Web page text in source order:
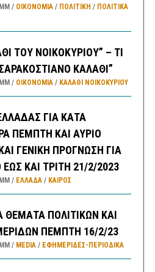
ΟΙΚΟΝΟΜΙΑ/ ΠΟΛΙΤΙΚΗ / ΠΟΛΙΤΙΚΆ
ΤΟΥ ΝΟΙΚΟΚΥΡΙΟΥ” – ΤΙ
ΚΑΛΑΘΙ”
ΟΙΚΟΝΟΜΙΑ/ ΚΑΛΑΘΙ ΝΟΙΚΟΚΥΡΙΟΥ
ΓΙΑ ΚΑΤΑ
ΠΕΜΠΤΗ ΚΑΙ ΑΥΡΙΟ
ΓΕΝΙΚΗ ΠΡΟΓΝΩΣΗ ΓΙΑ
ΚΑΙ ΤΡΙΤΗ 21/2/2023
ΕΛΛΑΔA/ ΚΑΙΡΌΣ
ΘΕΜΑΤΑ ΠΟΛΙΤΙΚΩΝ ΚΑΙ
ΠΕΜΠΤΗ 16/2/23
MEDIA/ ΕΦΗΜΕΡΊΔΕΣ-ΠΕΡΙΟΔΙΚΆ